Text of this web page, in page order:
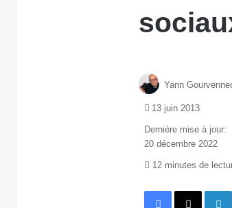
Yann
13 juin 2013
Dernière mise à jour:
20 décembre 2022
12 minutes de
Facebook
X